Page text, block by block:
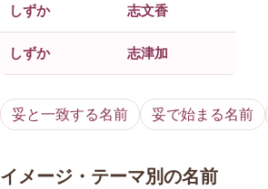
しずか 志文香
しずか 志津加
妥と一致する名前 妥で始まる名前
イメージ・テーマ別の名前